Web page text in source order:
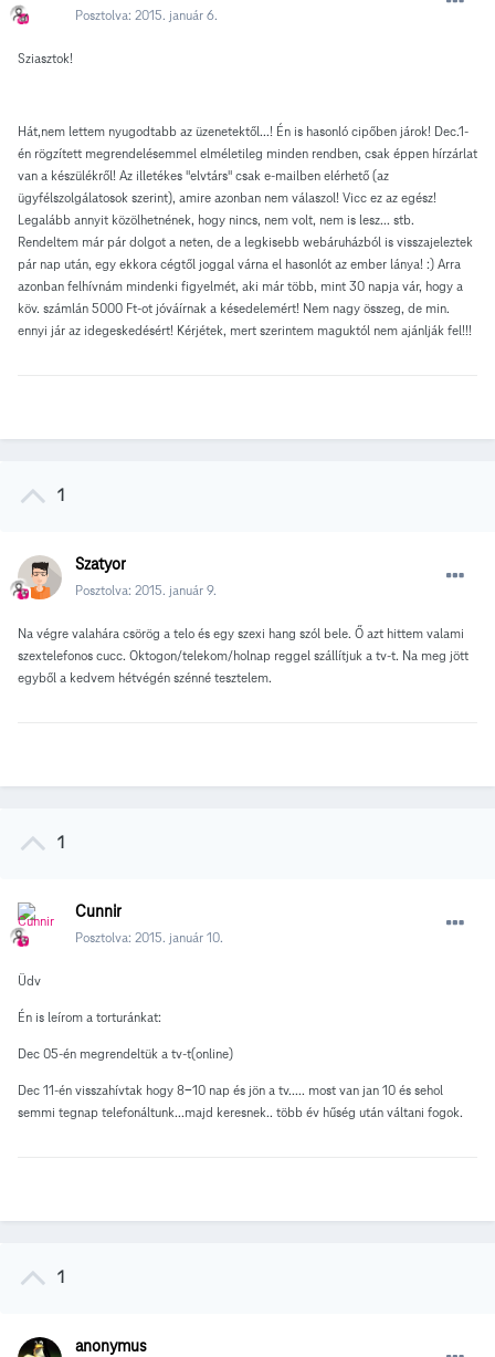
Posztolva: 2015. január 6.
Sziasztok!
Hát,nem lettem nyugodtabb az üzenetektől...! Én is hasonló cipőben járok! Dec.1-
én rögzített megrendelésemmel elméletileg minden rendben, csak éppen hírzárlat
van a készülékről! Az illetékes "elvtárs" csak e-mailben elérhető (az
ügyfélszolgálatosok szerint), amire azonban nem válaszol! Vicc ez az egész!
Legalább annyit közölhetnének, hogy nincs, nem volt, nem is lesz... stb.
Rendeltem már pár dolgot a neten, de a legkisebb webáruházból is visszajeleztek
pár nap után, egy ekkora cégtől joggal várna el hasonlót az ember lánya! :) Arra
azonban felhívnám mindenki figyelmét, aki már több, mint 30 napja vár, hogy a
köv. számlán 5000 Ft-ot jóváírnak a késedelemért! Nem nagy összeg, de min.
ennyi jár az idegeskedésért! Kérjétek, mert szerintem maguktól nem ajánlják fel!!!
1
Szatyor
Posztolva: 2015. január 9.
Na végre valahára csörög a telo és egy szexi hang szól bele. Ő azt hittem valami
szextelefonos cucc. Oktogon/telekom/holnap reggel szállítjuk a tv-t. Na meg jött
egyből a kedvem hétvégén szénné tesztelem.
1
Cunnir
Posztolva: 2015. január 10.
Üdv
Én is leírom a torturánkat:
Dec 05-én megrendeltük a tv-t(online)
Dec 11-én visszahívtak hogy 8-10 nap és jön a tv..... most van jan 10 és sehol
semmi tegnap telefonáltunk...majd keresnek.. több év hűség után váltani fogok.
1
anonymus